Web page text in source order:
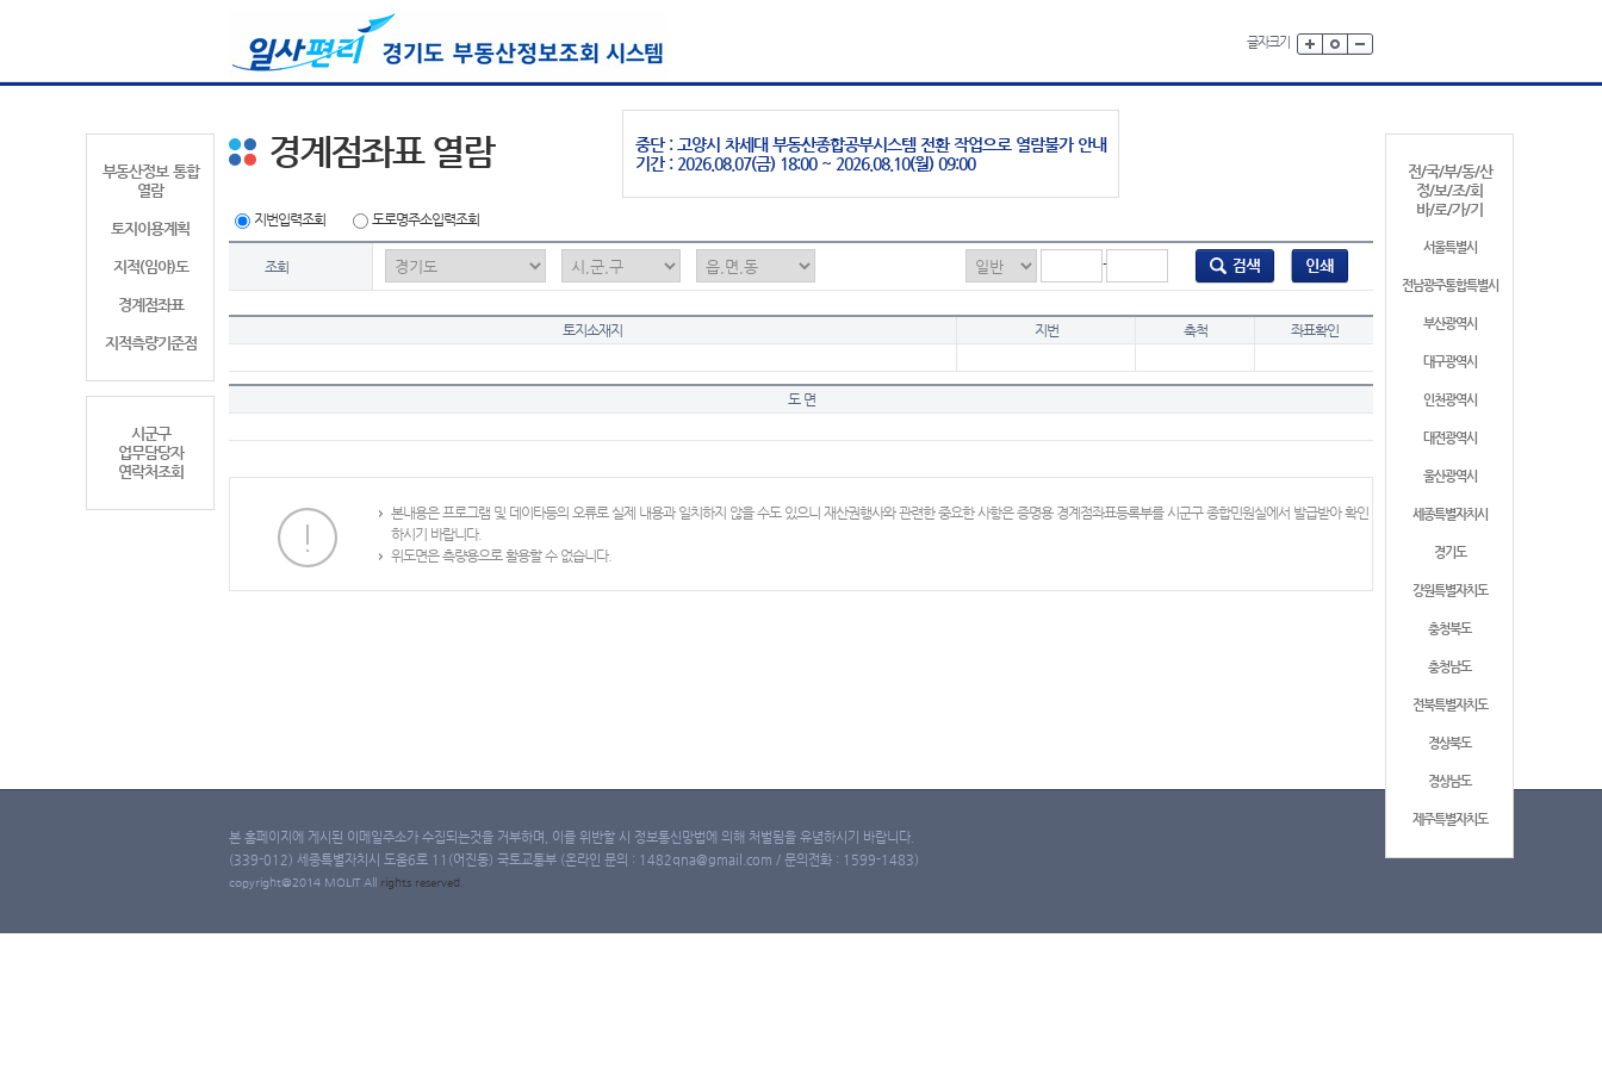
글자크기
부동산정보 통합
열람
토지이용계획
지적(임야)도
경계점좌표
지적측량기준점
시군구
업무담당자
연락처조회
전/국/부/동/산
정/보/조/회
바/로/가/기
서울특별시
전남광주통합특별시
부산광역시
대구광역시
인천광역시
대전광역시
울산광역시
세종특별자치시
경기도
강원특별자치도
충청북도
충청남도
전북특별자치도
경상북도
경상남도
제주특별자치도
중단 : 고양시 차세대 부동산종합공부시스템 전환 작업으로 열람불가 안내
기간 : 2026.08.07(금) 18:00 ~ 2026.08.10(월) 09:00
경계점좌표 열람
지번입력조회 도로명주소입력조회
조회 -
토지소재지 지번 축척 좌표확인
도 면
본내용은 프로그램 및 데이타등의 오류로 실제 내용과 일치하지 않을 수도 있으니 재산권행사와 관련한 중요한 사항은 증명용 경계점좌표등록부를 시군구 종합민원실에서 발급받아 확인
하시기 바랍니다.
위도면은 측량용으로 활용할 수 없습니다.
본 홈페이지에 게시된 이메일주소가 수집되는것을 거부하며, 이를 위반할 시 정보통신망법에 의해 처벌됨을 유념하시기 바랍니다.
(339-012) 세종특별자치시 도움6로 11(어진동) 국토교통부 (온라인 문의 : 1482qna@gmail.com / 문의전화 : 1599-1483)
copyright@2014 MOLIT All rights reserved.